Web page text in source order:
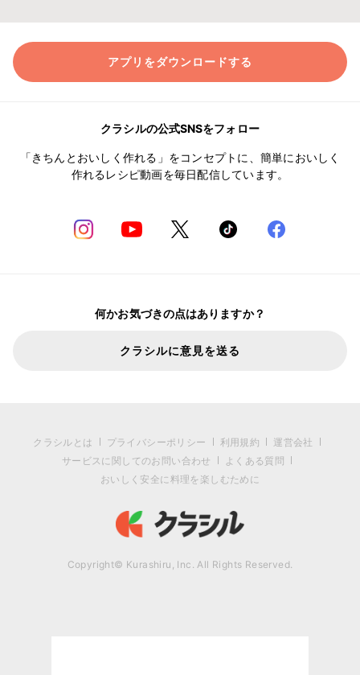
アプリをダウンロードする
クラシルの公式SNSをフォロー
「きちんとおいしく作れる」をコンセプトに、簡単においしく
作れるレシピ動画を毎日配信しています。
何かお気づきの点はありますか？
クラシルに意見を送る
クラシルとは プライバシーポリシー 利用規約
運営会社
サービスに関してのお問い合わせ
よくある質問
おいしく安全に料理を楽しむために
Copyright© Kurashiru, Inc. All Rights Reserved.